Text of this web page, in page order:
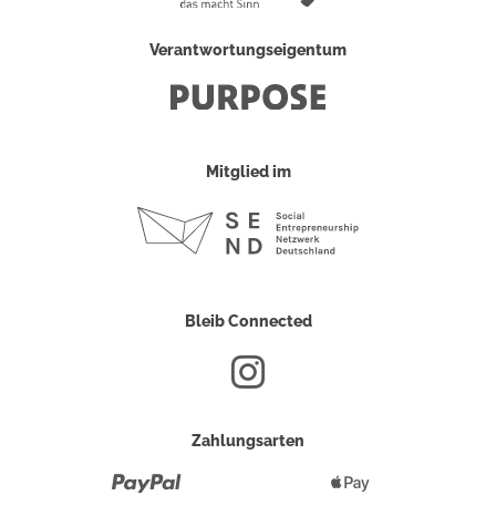
Verantwortungseigentum
Mitglied im
Bleib Connected
Zahlungsarten